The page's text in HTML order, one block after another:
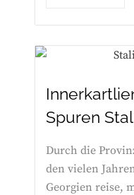
Spuren
Durch die
den vielen
Georgien reise,